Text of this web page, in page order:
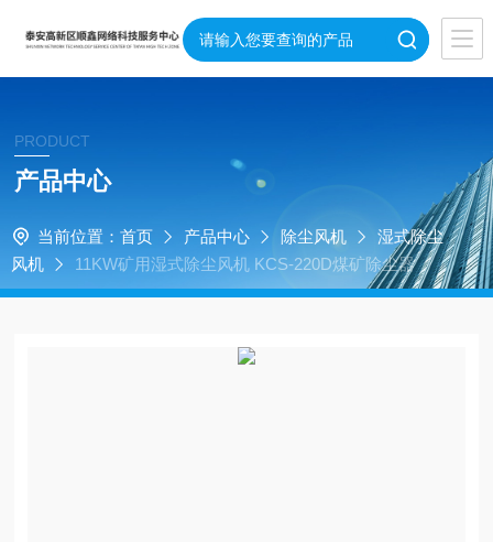
PRODUCT
产品中心
当前位置： 首页 产品中心 除尘风机
湿式除尘
风机
11KW矿用湿式除尘风机 KCS-220D煤矿除尘器